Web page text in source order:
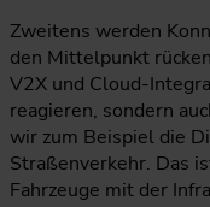
Zweitens werden
den Mittelpunkt
V2X und Cloud-
reagieren, sondern
wir zum Beispiel die
Straßenverkehr. Das
Fahrzeuge mit der